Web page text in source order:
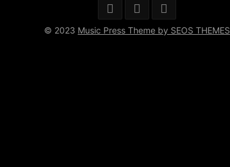
© 2023 Music Press Theme by SEOS THEMES